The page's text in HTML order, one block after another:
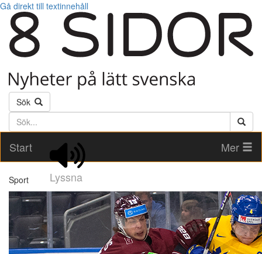
Gå direkt till textinnehåll
Sök
Söktext
Start
Lyssna
Mer
Sport